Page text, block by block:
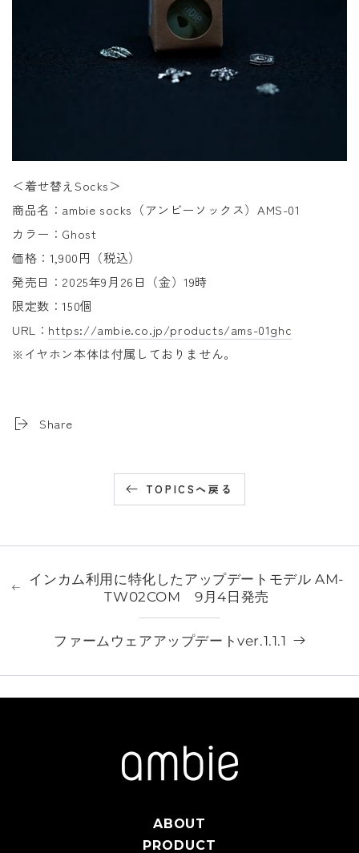
＜着せ替えSocks＞
商品名：ambie socks（アンビーソックス）AMS-01
カラー：Ghost
価格：1,900円（税込）
発売日：2025年9月26日（金）19時
限定数：150個
URL： https://ambie.co.jp/products/ams-01ghc
※イヤホン本体は付属しておりません。
Share
TOPICSへ戻る
インカム利用に特化したアップデートモデル AM-
TW02COM 9月4日発売
ファームウェアアップデートver.1.1.1
ABOUT
PRODUCT